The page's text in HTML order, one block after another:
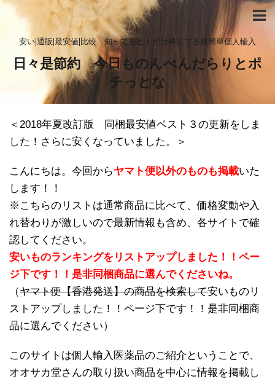
安い|通販|最安値|比較 知ってるヒトだけ得してる超簡単個人輸入
日々是節約 今日ものんべんだらりとポ
チっとな
＜2018年夏改訂版 同梱最安値ベスト３の更新をしま
した！さらに安くなっていました。＞
こんにちは。今回からヤマト便以外のものも掲載いた
します！！
※こちらのリストは通常商品に比べて、価格変動や入
れ替わりが激しいので最新情報も含め、各サイトで確
認してください。
安いものランキングをリストアップしました！！ペー
ジ下です！！是非同梱商品に選んでくださいね。
（ヤマト便【香港発送】の商品を検索して安いものリ
ストアップしました！！ページ下です！！是非同梱商
品に選んでください）
このサイトは個人輸入医薬品のご紹介ということで、
オオサカ堂さんの取り扱い商品を中心に情報を掲載し